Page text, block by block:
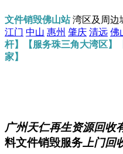
文件销毁佛山站湾区及周边
江门 中山 惠州 肇庆 清远 佛
杆】【服务珠三角大湾区】
家】
广州天仁再生资源回收
料文件销毁服务 上门回